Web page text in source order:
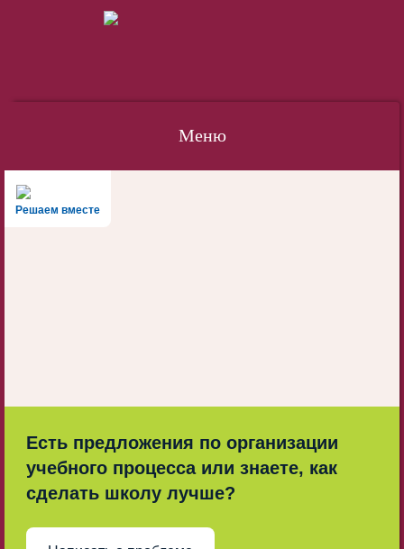
Меню
Наверх
Решаем вместе
Есть предложения по организации
учебного процесса или знаете, как
сделать школу лучше?